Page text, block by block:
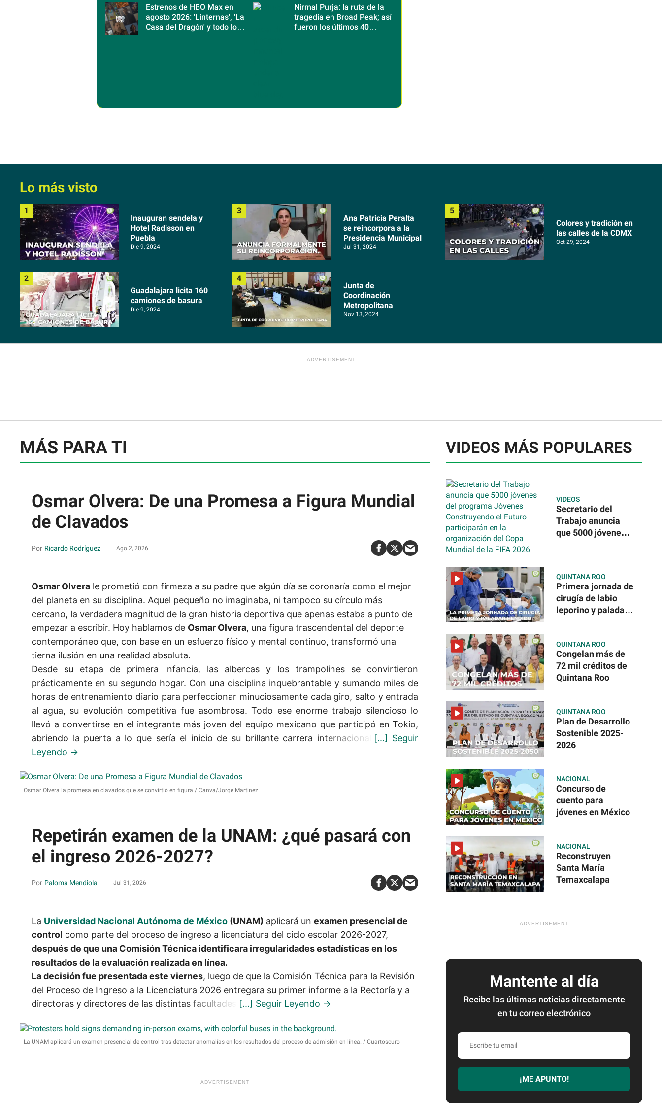
Estrenos de HBO Max en
agosto 2026: 'Linternas', 'La
Casa del Dragón' y todo lo
Nirmal Purja: la ruta de la
tragedia en Broad Peak; así
fueron los últimos 40
Lo más visto
Inauguran sendela y
Hotel Radisson en
Puebla
Dic 9, 2024
Guadalajara licita 160
camiones de basura
Dic 9, 2024
Ana Patricia Peralta
se reincorpora a la
Presidencia Municipal
Jul 31, 2024
Junta de
Coordinación
Metropolitana
Nov 13, 2024
Colores y tradición en
las calles de la CDMX
Oct 29, 2024
MÁS PARA TI
Osmar Olvera: De una Promesa a Figura Mundial
de Clavados
Ricardo Rodríguez Ago 2, 2026
Osmar Olvera la promesa en clavados que se convirtió en figura Canva/Jorge Martinez
Osmar Olvera le prometió con firmeza a su padre que algún día se coronaría como el mejor
del planeta en su disciplina. Aquel pequeño no imaginaba, ni tampoco su círculo más
cercano, la verdadera magnitud de la gran historia deportiva que apenas estaba a punto de
empezar a escribir. Hoy hablamos de Osmar Olvera, una figura trascendental del deporte
contemporáneo que, con base en un esfuerzo físico y mental continuo, transformó una
tierna ilusión en una realidad absoluta.
Desde su etapa de primera infancia, las albercas y los trampolines se convirtieron
prácticamente en su segundo hogar. Con una disciplina inquebrantable y sumando miles de
horas de entrenamiento diario para perfeccionar minuciosamente cada giro, salto y entrada
al agua, su evolución competitiva fue asombrosa. Todo ese enorme trabajo silencioso lo
llevó a convertirse en el integrante más joven del equipo mexicano que participó en Tokio,
abriendo la puerta a lo que sería el inicio de su brillante carrera internacional.
VIDEOS MÁS POPULARES
VIDEOS
Secretario del
Trabajo anuncia
que 5000 jóvenes
Futuro participarán
en la organización
del Copa Mundial
de la FIFA 2026
QUINTANA ROO
Primera jornada de
cirugía de labio
leporino y paladar
QUINTANA ROO
Congelan más de
72 mil créditos de
Quintana Roo
QUINTANA ROO
Plan de Desarrollo
Sostenible 2025-
2026
NACIONAL
Concurso de
cuento para
jóvenes en México
NACIONAL
Reconstruyen
Santa María
Temaxcalapa
Mantente al día
Recibe las últimas noticias directamente
en tu correo electrónico
Escribe
email
¡ME APUNTO!
Repetirán examen de la UNAM: ¿qué pasará con
el ingreso 2026-2027?
Paloma Mendiola Jul 31, 2026
La UNAM aplicará un examen presencial de control tras detectar anomalías en los resultados del proceso de admisión en línea. Cuartoscuro
La Universidad Nacional Autónoma de México (UNAM) aplicará un examen presencial de
control como parte del proceso de ingreso a licenciatura del ciclo escolar 2026-2027,
después de que una Comisión Técnica identificara irregularidades estadísticas en los
resultados de la evaluación realizada en línea.
La decisión fue presentada este viernes, luego de que la Comisión Técnica para la Revisión
del Proceso de Ingreso a la Licenciatura 2026 entregara su primer informe a la Rectoría y a
directoras y directores de las distintas facultades.